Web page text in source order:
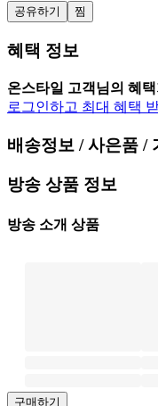
공유하기 찜
혜택 정보
온스타일 고객님의 혜
로그인하고 최대 혜택 받
배송정보 / 사은품 /
방송 상품 정보
방송 소개 상품
구매하기